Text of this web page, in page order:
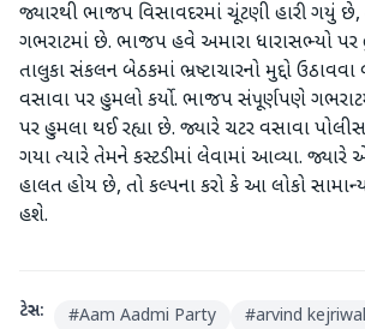
જ્યારથી ભાજપ વિસાવદરમાં ચૂંટણી હારી ગયું
ગભરાટમાં છે. ભાજપ હવે અમારા ધારાસભ્યો પર
તાલુકા સંકલન બેઠકમાં ભ્રષ્ટાચારનો મુદ્દો
વસાવા પર હુમલો કર્યો. ભાજપ સંપૂર્ણપણે
પર હુમલા થઈ રહ્યા છે. જ્યારે ચટર વસાવા પોલીસ
ગયા ત્યારે તેમને કસ્ટડીમાં લેવામાં આવ્યા.
હાલત હોય છે, તો કલ્પના કરો કે આ લોકો
હશે.
ટેગ્સ: #Aam Aadmi Party #arvind kejriwal